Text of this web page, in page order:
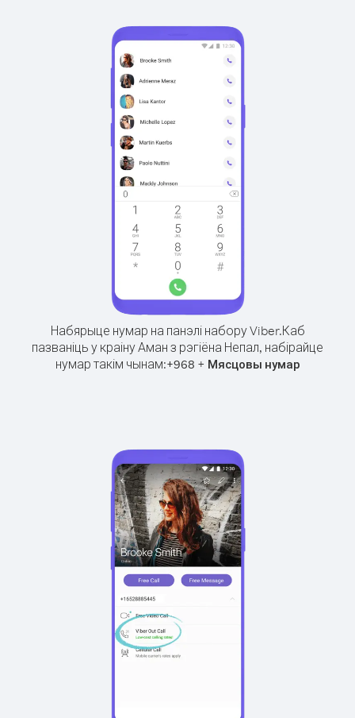
Набярыце нумар на панэлі набору Viber.Каб
пазваніць у краіну Аман з рэгіёна Непал, набірайце
нумар такім чынам:+968 + Мясцовы нумар